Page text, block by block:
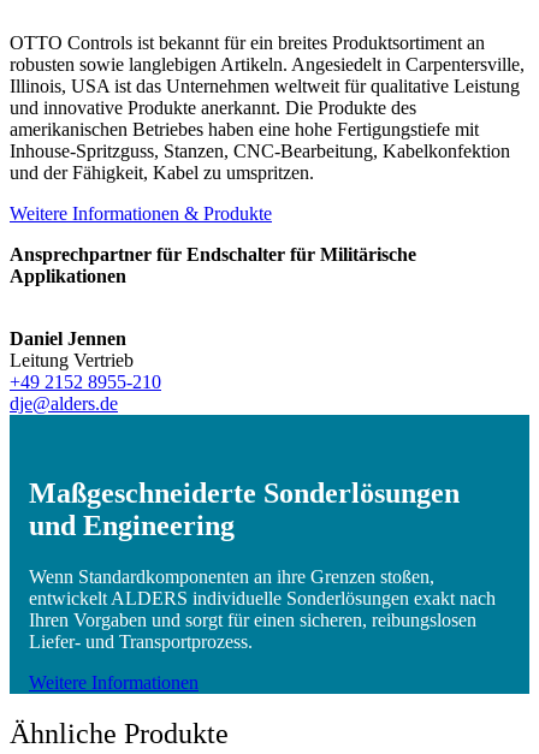
OTTO Controls ist bekannt für ein breites Produktsortiment an
robusten sowie langlebigen Artikeln. Angesiedelt in Carpentersville,
Illinois, USA ist das Unternehmen weltweit für qualitative Leistung
und innovative Produkte anerkannt. Die Produkte des
amerikanischen Betriebes haben eine hohe Fertigungstiefe mit
Inhouse-Spritzguss, Stanzen, CNC-Bearbeitung, Kabelkonfektion
und der Fähigkeit, Kabel zu umspritzen.
Weitere Informationen & Produkte
Ansprechpartner für Endschalter für Militärische
Applikationen
Daniel Jennen
Leitung Vertrieb
+49 2152 8955-210
dje@alders.de
Maßgeschneiderte Sonderlösungen
und Engineering
Wenn Standardkomponenten an ihre Grenzen stoßen,
entwickelt ALDERS individuelle Sonderlösungen exakt nach
Ihren Vorgaben und sorgt für einen sicheren, reibungslosen
Liefer- und Transportprozess.
Weitere Informationen
Ähnliche Produkte